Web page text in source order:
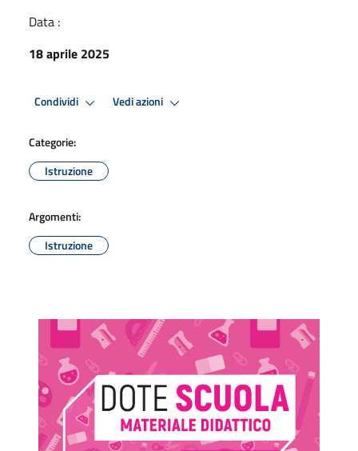
Data :
18 aprile 2025
Condividi Vedi azioni
Categorie:
Istruzione
Argomenti:
Istruzione